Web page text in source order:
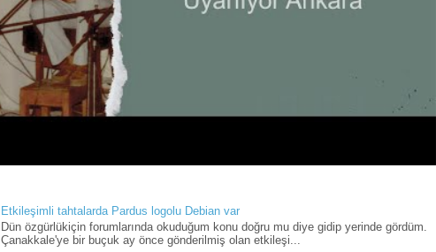
Etkileşimli tahtalarda Pardus logolu Debian var
Dün özgürlükiçin forumlarında okuduğum konu doğru mu diye gidip yerinde gördüm.
Çanakkale'ye bir buçuk ay önce gönderilmiş olan etkileşi...